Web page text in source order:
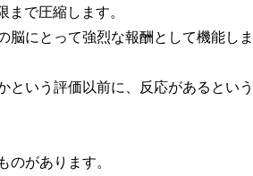
で圧縮します。
脳にとって強烈な報酬として機能しま
という評価以前に、反応があるという
があります。